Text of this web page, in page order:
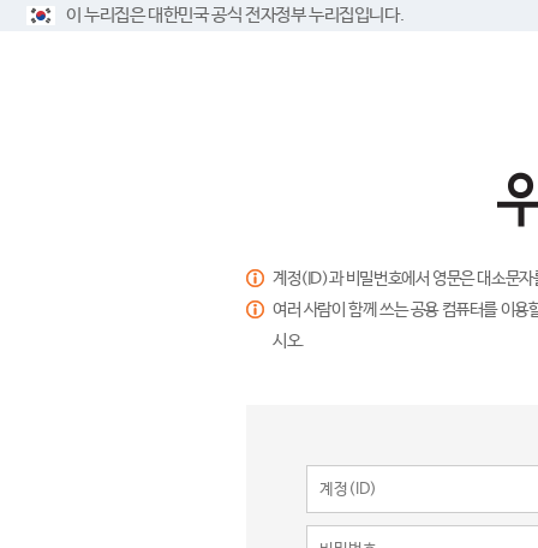
이 누리집은 대한민국 공식 전자정부 누리집입니다.
계정(ID)과 비밀번호에서 영문은 대소문
여러 사람이 함께 쓰는 공용 컴퓨터를 이
시오.